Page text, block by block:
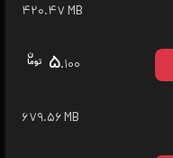
۴۲۰.۴۷ MB
۵.۱۰۰
۶۷۹.۵۶ MB